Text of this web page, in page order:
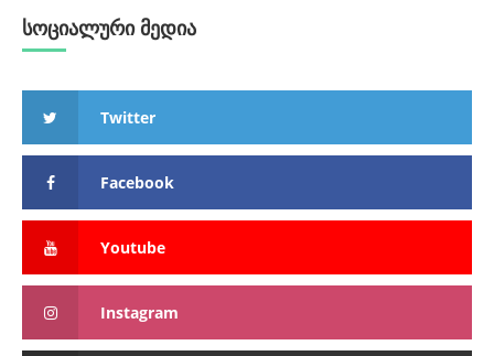
სოციალური მედია
Twitter
Facebook
Youtube
Instagram